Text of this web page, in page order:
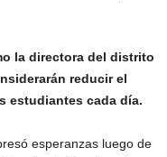
la directora del distrito
reducir el
estudiantes cada día.
esperanzas luego de